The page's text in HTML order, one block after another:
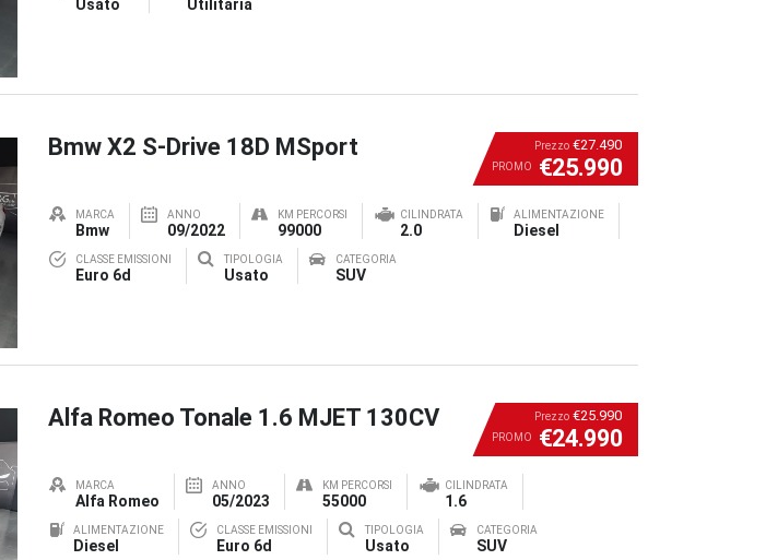
Usato Utilitaria
Prezzo €27.490
PROMO €25.990
Bmw X2 S-Drive 18D MSport
MARCA
Bmw
ANNO
09/2022
KM PERCORSI
99000
CILINDRATA
2.0
ALIMENTAZIONE
Diesel
CLASSE EMISSIONI
Euro 6d
TIPOLOGIA
Usato
CATEGORIA
SUV
Prezzo €25.990
PROMO €24.990
Alfa Romeo Tonale 1.6 MJET 130CV
MARCA
Alfa Romeo
ANNO
05/2023
KM PERCORSI
55000
CILINDRATA
1.6
ALIMENTAZIONE
Diesel
CLASSE EMISSIONI
Euro 6d
TIPOLOGIA
Usato
CATEGORIA
SUV